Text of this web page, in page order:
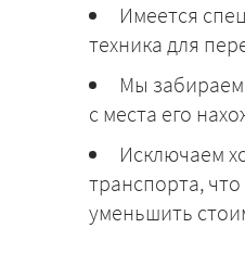
Имеется
техника для
Мы
с места его
Исключаем
транспорта,
уменьшить